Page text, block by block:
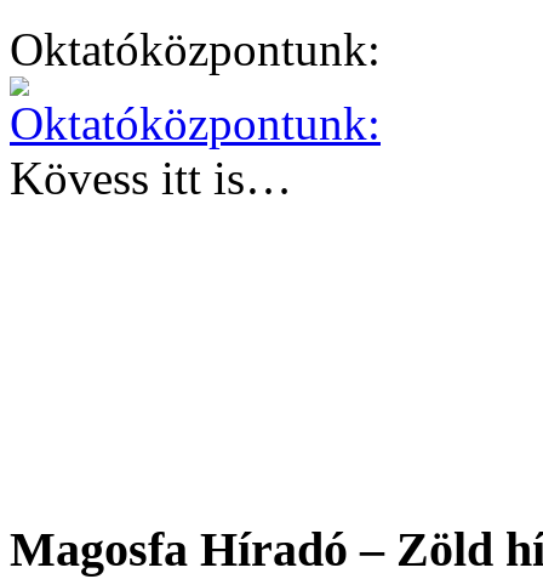
Oktatóközpontunk:
Kövess itt is…
Magosfa Híradó – Zöld